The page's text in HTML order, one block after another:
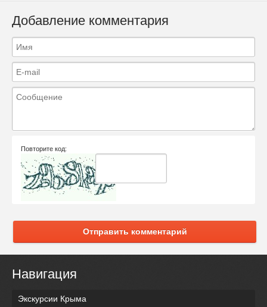
Добавление комментария
Повторите код:
Отправить комментарий
Навигация
Экскурсии Крыма